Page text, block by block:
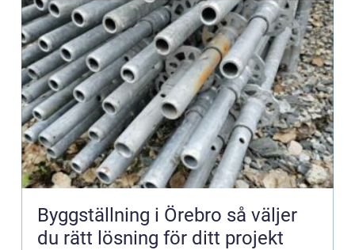
Byggställning i Örebro så väljer
du rätt lösning för ditt projekt